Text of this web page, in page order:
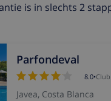
is in slechts 2
Parfondeval
8.0•
Javea, Costa Blanca